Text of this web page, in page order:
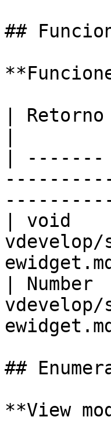
##
|
|
| void
|
##
**View